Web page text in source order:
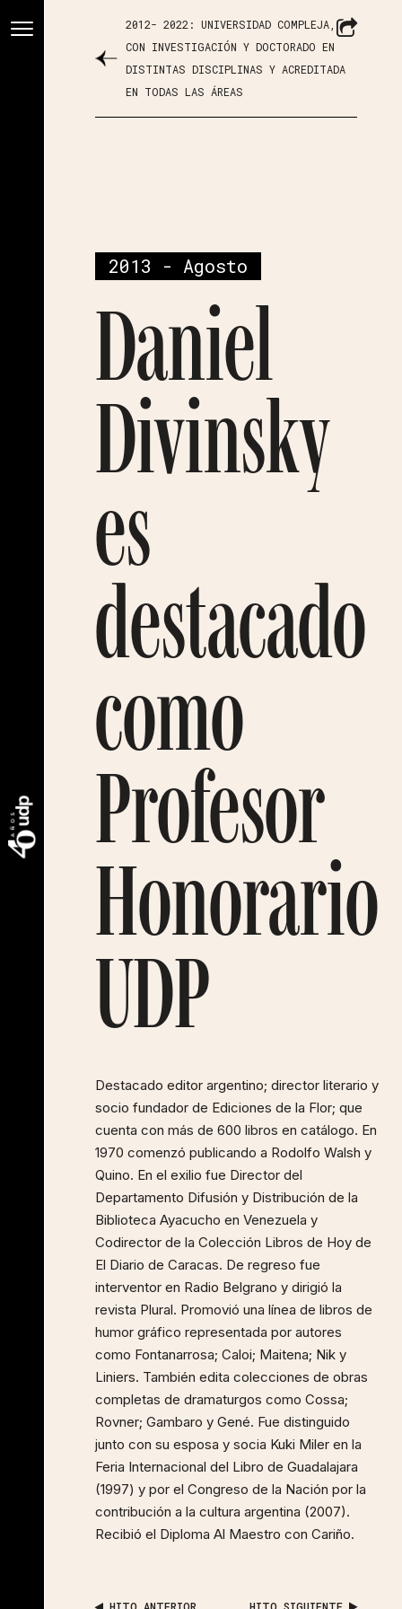
2012- 2022: UNIVERSIDAD COMPLEJA,
CON INVESTIGACIÓN Y DOCTORADO EN
DISTINTAS DISCIPLINAS Y ACREDITADA
EN TODAS LAS ÁREAS
2013 - Agosto
Daniel
Divinsky
es
destacado
como
Profesor
Honorario
UDP
Destacado editor argentino; director literario y
socio fundador de Ediciones de la Flor; que
cuenta con más de 600 libros en catálogo. En
1970 comenzó publicando a Rodolfo Walsh y
Quino. En el exilio fue Director del
Departamento Difusión y Distribución de la
Biblioteca Ayacucho en Venezuela y
Codirector de la Colección Libros de Hoy de
El Diario de Caracas. De regreso fue
interventor en Radio Belgrano y dirigió la
revista Plural. Promovió una línea de libros de
humor gráfico representada por autores
como Fontanarrosa; Caloi; Maitena; Nik y
Liniers. También edita colecciones de obras
completas de dramaturgos como Cossa;
Rovner; Gambaro y Gené. Fue distinguido
junto con su esposa y socia Kuki Miler en la
Feria Internacional del Libro de Guadalajara
(1997) y por el Congreso de la Nación por la
contribución a la cultura argentina (2007).
Recibió el Diploma Al Maestro con Cariño.